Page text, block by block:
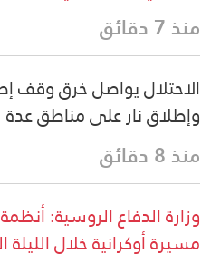
منذ 7 دقائق
الاحتلال يواصل خرق وقف
وإطلاق نار على مناطق عدة
منذ 8 دقائق
مسيرة أوكرانية خلال الليلة